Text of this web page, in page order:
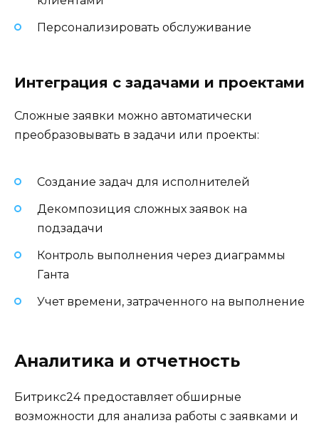
Персонализировать обслуживание
Интеграция с задачами и проектами
Сложные заявки можно автоматически
преобразовывать в задачи или проекты:
Создание задач для исполнителей
Декомпозиция сложных заявок на
подзадачи
Контроль выполнения через диаграммы
Ганта
Учет времени, затраченного на выполнение
Аналитика и отчетность
Битрикс24 предоставляет обширные
возможности для анализа работы с заявками и